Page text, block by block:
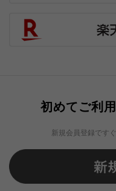
初めてご利
新規会員登録です